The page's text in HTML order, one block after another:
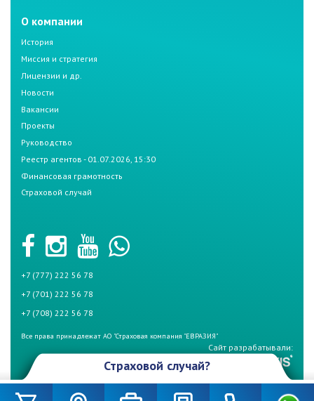
О компании
История
Миссия и стратегия
Лицензии и др.
Новости
Вакансии
Проекты
Руководство
Реестр агентов - 01.07.2026, 15:30
Финансовая грамотность
Страховой случай
+7 (777) 222 56 78
+7 (701) 222 56 78
+7 (708) 222 56 78
Все права принадлежат АО "Страховая компания "ЕВРАЗИЯ"
Сайт разрабатывали:
Страховой случай?